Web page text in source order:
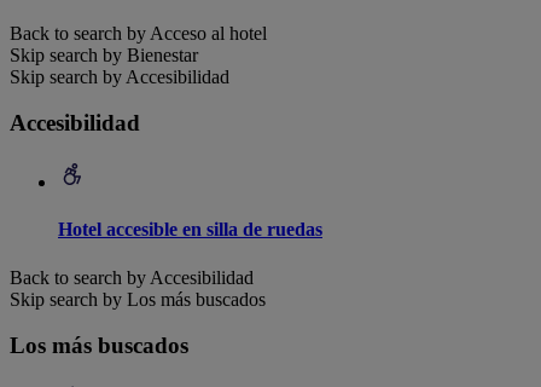
Back to search by Acceso al hotel
Skip search by Bienestar
Skip search by Accesibilidad
Accesibilidad
Hotel accesible en silla de ruedas
Back to search by Accesibilidad
Skip search by Los más buscados
Los más buscados